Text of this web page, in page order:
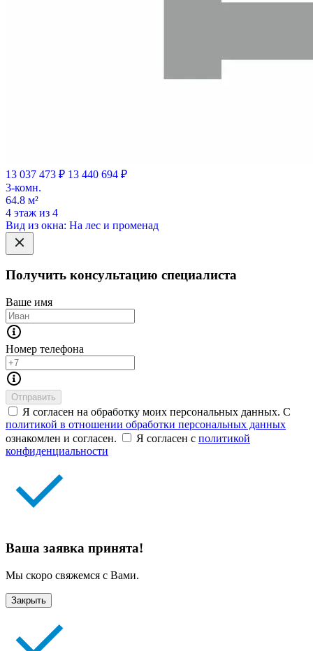
13 037 473 ₽ 13 440 694 ₽
3-комн.
64.8 м²
4 этаж из 4
Вид из окна: На лес и променад
Получить консультацию специалиста
Ваше имя
Номер телефона
Отправить
Я согласен на обработку моих персональных данных. С
политикой в отношении обработки персональных данных
ознакомлен и согласен.
Я согласен с политикой
конфиденциальности
Ваша заявка принята!
Мы скоро свяжемся с Вами.
Закрыть